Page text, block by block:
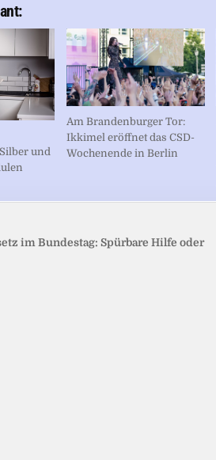
und
Am Brandenburger Tor:
Ikkimel eröffnet das CSD-
Wochenende in Berlin
im Bundestag: Spürbare Hilfe oder